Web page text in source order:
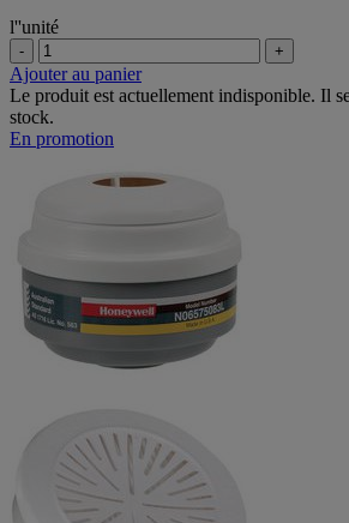
l''unité
- +
Ajouter au panier
Le produit est actuellement indisponible. Il
stock.
En promotion